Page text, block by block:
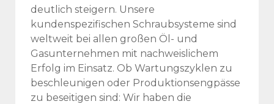
deutlich steigern. Unsere
kundenspezifischen Schraubsysteme sind
weltweit bei allen großen Öl- und
Gasunternehmen mit nachweislichem
Erfolg im Einsatz. Ob Wartungszyklen zu
beschleunigen oder Produktionsengpässe
zu beseitigen sind: Wir haben die